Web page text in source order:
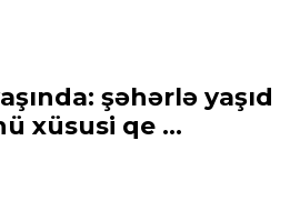
şəhərlə yaşıd
xüsusi qe ...